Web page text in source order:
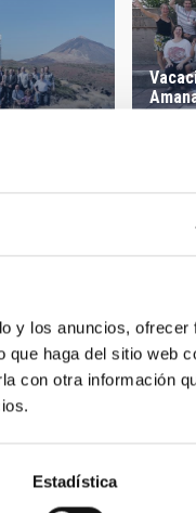
y los anuncios,
haga del sitio web
con otra información
Estadística
de
niños
del
al
2023